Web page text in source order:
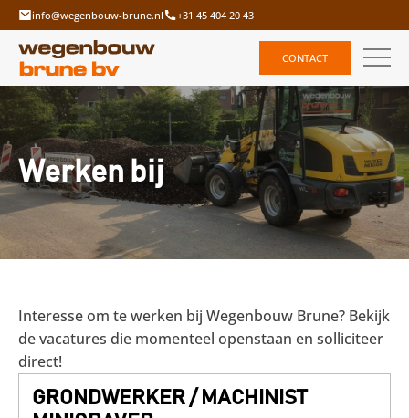
info@wegenbouw-brune.nl +31 45 404 20 43
CONTACT
Werken bij
Interesse om te werken bij Wegenbouw Brune? Bekijk
de vacatures die momenteel openstaan en solliciteer
direct!
GRONDWERKER / MACHINIST